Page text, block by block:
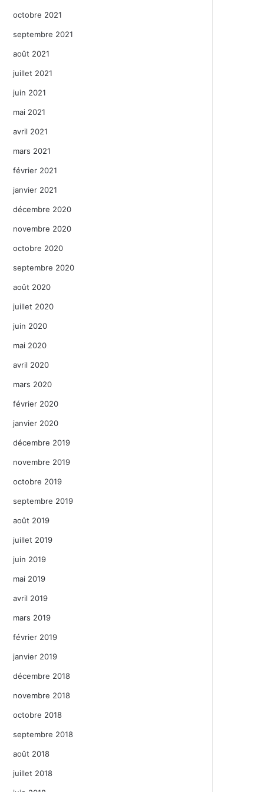
octobre 2021
septembre 2021
août 2021
juillet 2021
juin 2021
mai 2021
avril 2021
mars 2021
février 2021
janvier 2021
décembre 2020
novembre 2020
octobre 2020
septembre 2020
août 2020
juillet 2020
juin 2020
mai 2020
avril 2020
mars 2020
février 2020
janvier 2020
décembre 2019
novembre 2019
octobre 2019
septembre 2019
août 2019
juillet 2019
juin 2019
mai 2019
avril 2019
mars 2019
février 2019
janvier 2019
décembre 2018
novembre 2018
octobre 2018
septembre 2018
août 2018
juillet 2018